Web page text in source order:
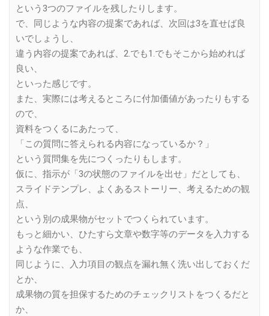
という3つのファイルを残したりします。
で、同じような内容の提案であれば、次回は3を直せば良
いでしょうし、
違う内容の提案であれば、2.でも1.でもそこから始めれば
良い、
といった感じです。
また、実際には考えるところに付加価値があったりもする
ので、
資料をつくるにあたって、
「この質問に答えられる内容になっているか？」
という質問集を先につくったりもします。
仮に、指示が「3の状態のファイルを出せ」だとしても、
スライドテンプレ、よくあるストーリー、考えるための観
点、
という別の成果物がセットでつくられています。
もっと細かい、ひたすら文章や数字等のデータを入力する
ような作業でも、
同じように、入力項目の観点を漏れ無く洗い出しておくだ
とか、
成果物の質を担保するためのチェックリストをつくるだと
か、